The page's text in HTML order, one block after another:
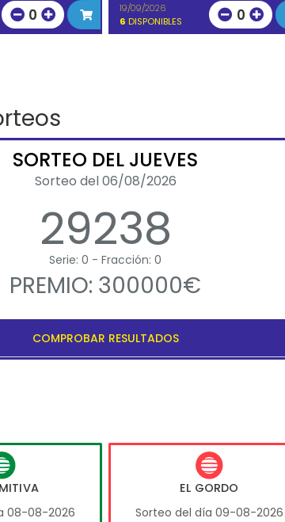
0
19/09/2026
6 DISPONIBLES 0
SORTEO DEL JUEVES
Sorteo del 06/08/2026
29238
Serie: 0 - Fracción: 0
PREMIO: 300000€
COMPROBAR RESULTADOS
08-08-2026
EL GORDO
Sorteo del día 09-08-2026